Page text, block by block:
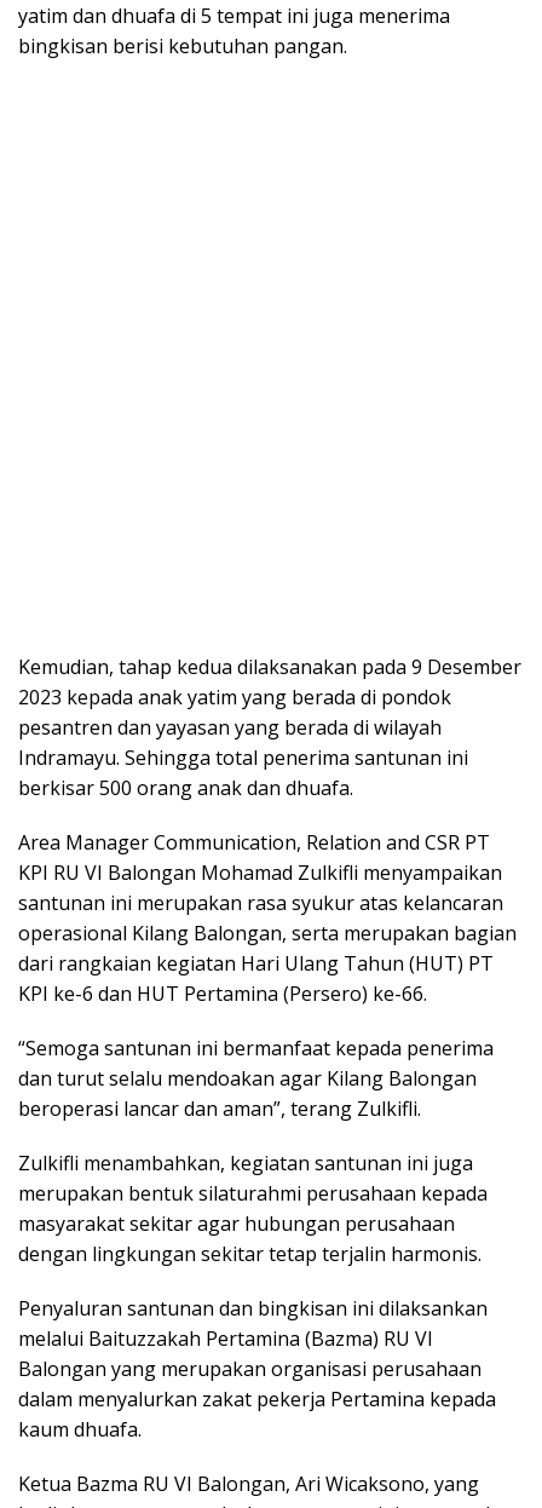
yatim dan dhuafa di 5 tempat ini juga menerima
bingkisan berisi kebutuhan pangan.
Kemudian, tahap kedua dilaksanakan pada 9 Desember
2023 kepada anak yatim yang berada di pondok
pesantren dan yayasan yang berada di wilayah
Indramayu. Sehingga total penerima santunan ini
berkisar 500 orang anak dan dhuafa.
Area Manager Communication, Relation and CSR PT
KPI RU VI Balongan Mohamad Zulkifli menyampaikan
santunan ini merupakan rasa syukur atas kelancaran
operasional Kilang Balongan, serta merupakan bagian
dari rangkaian kegiatan Hari Ulang Tahun (HUT) PT
KPI ke-6 dan HUT Pertamina (Persero) ke-66.
“Semoga santunan ini bermanfaat kepada penerima
dan turut selalu mendoakan agar Kilang Balongan
beroperasi lancar dan aman”, terang Zulkifli.
Zulkifli menambahkan, kegiatan santunan ini juga
merupakan bentuk silaturahmi perusahaan kepada
masyarakat sekitar agar hubungan perusahaan
dengan lingkungan sekitar tetap terjalin harmonis.
Penyaluran santunan dan bingkisan ini dilaksankan
melalui Baituzzakah Pertamina (Bazma) RU VI
Balongan yang merupakan organisasi perusahaan
dalam menyalurkan zakat pekerja Pertamina kepada
kaum dhuafa.
Ketua Bazma RU VI Balongan, Ari Wicaksono, yang